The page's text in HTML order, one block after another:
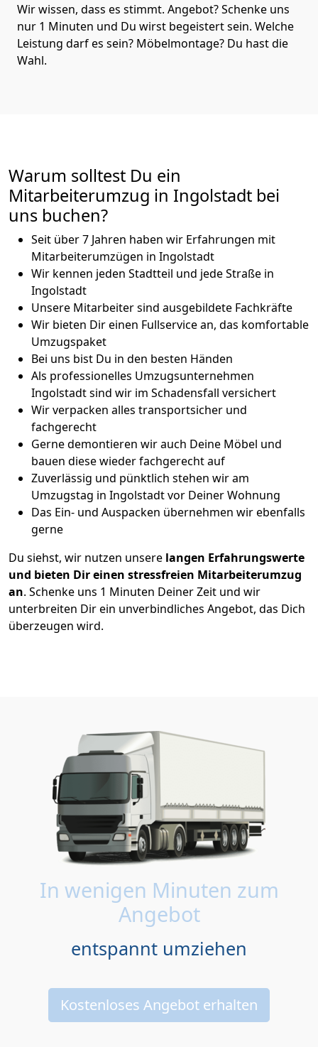
Wir wissen, dass es stimmt. Angebot? Schenke uns
nur 1 Minuten und Du wirst begeistert sein. Welche
Leistung darf es sein? Möbelmontage? Du hast die
Wahl.
Warum solltest Du ein
Mitarbeiterumzug in Ingolstadt bei
uns buchen?
Seit über 7 Jahren haben wir Erfahrungen mit
Mitarbeiterumzügen in Ingolstadt
Wir kennen jeden Stadtteil und jede Straße in
Ingolstadt
Unsere Mitarbeiter sind ausgebildete Fachkräfte
Wir bieten Dir einen Fullservice an, das komfortable
Umzugspaket
Bei uns bist Du in den besten Händen
Als professionelles Umzugsunternehmen
Ingolstadt sind wir im Schadensfall versichert
Wir verpacken alles transportsicher und
fachgerecht
Gerne demontieren wir auch Deine Möbel und
bauen diese wieder fachgerecht auf
Zuverlässig und pünktlich stehen wir am
Umzugstag in Ingolstadt vor Deiner Wohnung
Das Ein- und Auspacken übernehmen wir ebenfalls
gerne
Du siehst, wir nutzen unsere langen Erfahrungswerte
und bieten Dir einen stressfreien Mitarbeiterumzug
an. Schenke uns 1 Minuten Deiner Zeit und wir
unterbreiten Dir ein unverbindliches Angebot, das Dich
überzeugen wird.
In wenigen Minuten zum
Angebot
entspannt umziehen
Kostenloses Angebot erhalten